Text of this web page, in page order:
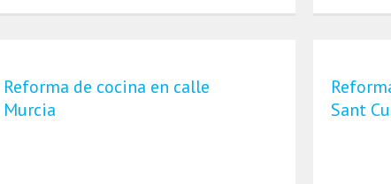
Reforma de cocina en calle
Murcia
Sant